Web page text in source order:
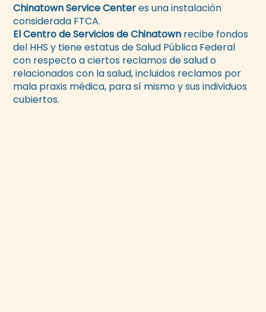
Chinatown Service Centeres una instalación
considerada FTCA.
El Centro de Servicios de Chinatown recibe fondos
del HHS y tiene estatus de Salud Pública Federal
con respecto a ciertos reclamos de salud o
relacionados con la salud, incluidos reclamos por
mala praxis médica, para sí mismo y sus individuos
cubiertos.